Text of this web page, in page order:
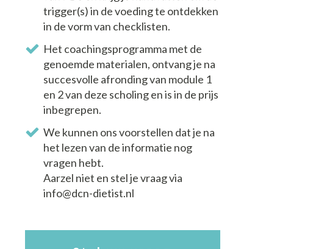
trigger(s) in de voeding te ontdekken
in de vorm van checklisten.
Het coachingsprogramma met de
genoemde materialen, ontvang je na
succesvolle afronding van module 1
en 2 van deze scholing en is in de prijs
inbegrepen.
We kunnen ons voorstellen dat je na
het lezen van de informatie nog
vragen hebt.
Aarzel niet en stel je vraag via
info@dcn-dietist.nl